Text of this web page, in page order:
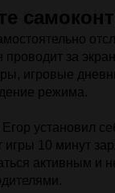
проводит за
игровые
режима.
установил
10 минут
активным и